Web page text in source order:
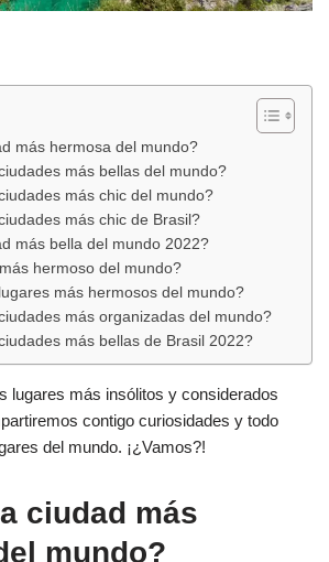
más hermosa del mundo?
más bellas del mundo?
más chic del mundo?
más chic de Brasil?
más bella del mundo 2022?
hermoso del mundo?
más hermosos del mundo?
más organizadas del mundo?
más bellas de Brasil 2022?
lugares más insólitos y considerados
contigo curiosidades y todo
del mundo. ¡¿Vamos?!
ciudad más
mundo?